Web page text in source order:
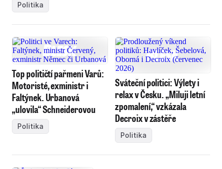
Politika
Top političtí pařmeni Varů:
Motoristé, exministr i
Faltýnek. Urbanová
„ulovila“ Schneiderovou
Politika
Sváteční politici: Výlety i
relax v Česku. „Miluji letní
zpomalení,“ vzkázala
Decroix v zástěře
Politika